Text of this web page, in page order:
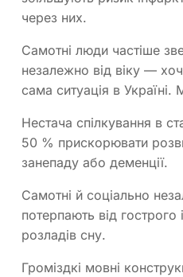
через них.
Самотні люди частіше
незалежно від віку —
сама ситуація в
Нестача спілкування в
50 % прискорювати
занепаду або деменції.
Самотні й соціально
потерпають від гострого
розладів сну.
Громіздкі мовні